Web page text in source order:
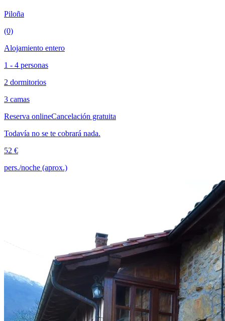
Piloña
(0)
Alojamiento entero
1 - 4 personas
2 dormitorios
3 camas
Reserva onlineCancelación gratuita
Todavía no se te cobrará nada.
52 €
pers./noche (aprox.)